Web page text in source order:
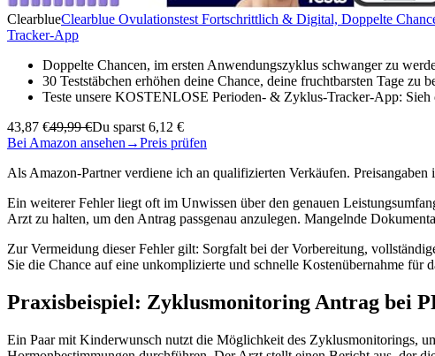
ClearblueClearblue Ovulationstest Fortschrittlich & Digital, Doppelte
Tracker-App
Doppelte Chancen, im ersten Anwendungszyklus schwanger zu
30 Teststäbchen erhöhen deine Chance, deine fruchtbarsten Tage
Teste unsere KOSTENLOSE Perioden- & Zyklus-Tracker-App:
43,87 €49,99 €Du sparst 6,12 €
Bei Amazon ansehen →Preis prüfen
Als Amazon-Partner verdiene ich an qualifizierten Verkäufen.
Ein weiterer Fehler liegt oft im Unwissen über den genauen
Arzt zu halten, um den Antrag passgenau anzulegen. Mangelnde
Zur Vermeidung dieser Fehler gilt: Sorgfalt bei der Vorbereitung,
Sie die Chance auf eine unkomplizierte und schnelle Kostenübernahme für
Praxisbeispiel: Zyklusmonitoring Antrag bei
Ein Paar mit Kinderwunsch nutzt die Möglichkeit des Zyklusmonitorings,